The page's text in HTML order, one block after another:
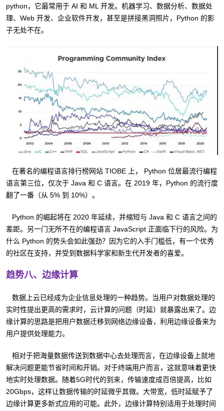
python，它最常用于 AI 和 ML 开发。机器学习、数据分析、数据处
理、Web 开发、企业软件开发，甚至是拼接黑洞照片，Python 的影
子无处不在。
在著名的编程语言排行榜网站 TIOBE 上， Python 位居最流行编程
语言第三位，仅次于 Java 和 C 语言。在 2019 年，Python 的流行度
翻了一番（从 5% 到 10%）。
Python 的崛起将在 2020 年延续，并缩短与 Java 和 C 语言之间的
差距。另一门无所不在的编程语言 JavaScript 正面临下行的风险。为
什么 Python 的势头会如此强劲？因为它的入手门槛低，有一个优秀
的社区在支持，并受到数据科学家和新生代开发者的喜爱。
趋势八、边缘计算
数据上云已经成为企业信息处理的一种趋势。当用户对数据处理的
实时性提出更高的需求时，云计算的问题（时延）就暴露出来了。边
缘计算的思路是把用户数据迁移到网络边缘设备，利用边缘设备来为
用户提供处理能力。
相对于把海量数据传送到数据中心去处理而言，在边缘设备上就地
解决问题更能节省时间和开销。对于终端用户而言，这就意味着更快
地实时处理数据。随着5G时代的到来，传输速度成百倍提高，比如
20Gbps，这样让数据传输的时延微乎其微。大带宽，低时延赋予了
边缘计算更多新式应用的可能。此外，边缘计算特别适用于处理时间